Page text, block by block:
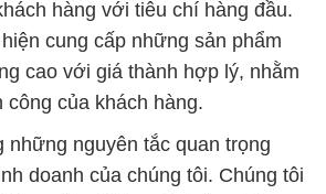
hàng với tiêu chí hàng đầu.
cung cấp những sản phẩm
cao với giá thành hợp lý, nhằm
của khách hàng.
những nguyên tắc quan trọng
doanh của chúng tôi. Chúng tôi